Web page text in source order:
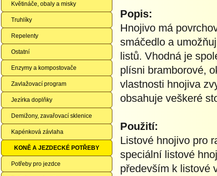
Květináče, obaly a misky
Truhlíky
Repelenty
Ostatní
Enzymy a kompostovače
Zavlažovací program
Jezírka doplňky
Demižony, zavařovací sklenice
Kapénková závlaha
KONĚ A JEZDECKÉ POTŘEBY
Potřeby pro jezdce
Popis:
Hnojivo má
smáčedlo a
listů. Vhodná je
plísni bramborové,
vlastnosti hnojiva
obsahuje veškeré
Použití:
Listové hnojivo pro
speciální listové
především k listové